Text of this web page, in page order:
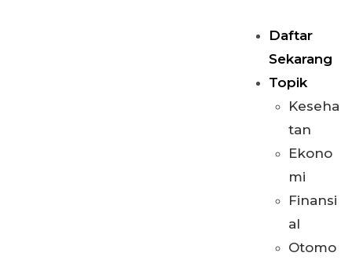
Daftar
Sekarang
Topik
Keseha
tan
Ekono
mi
Finansi
al
Otomo